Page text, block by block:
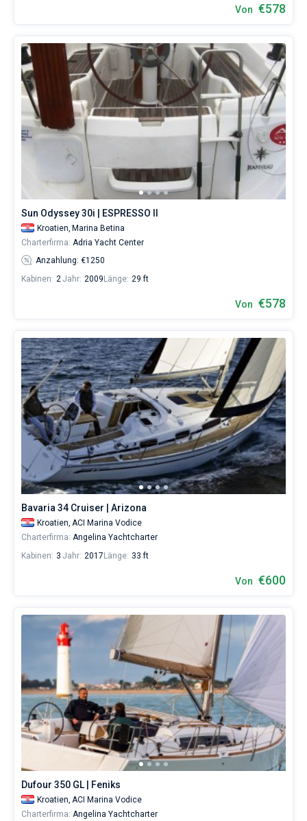
Von €578
Sun Odyssey 30i | ESPRESSO II
Kroatien, Marina Betina
Charterfirma: Adria Yacht Center
Anzahlung: €1250
Kabinen: 2Jahr: 2009 Länge: 29 ft
Von €578
Bavaria 34 Cruiser | Arizona
Kroatien, ACI Marina Vodice
Charterfirma: Angelina Yachtcharter
Kabinen: 3 Jahr: 2017 Länge: 33 ft
Von €600
Dufour 350 GL | Feniks
Kroatien, ACI Marina Vodice
Charterfirma: Angelina Yachtcharter